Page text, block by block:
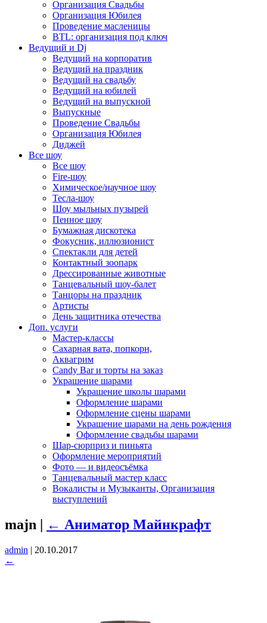
Организация Свадьбы
Организация Юбилея
Проведение масленицы
BTL: организация под ключ
Ведущий и Dj
Ведущий на корпоратив
Ведущий на праздник
Ведущий на свадьбу
Ведущий на юбилей
Ведущий на выпускной
Выпускные
Проведение Свадьбы
Организация Юбилея
Диджей
Все шоу
Все шоу
Fire-шоу
Химическое/научное шоу
Тесла-шоу
Шоу мыльных пузырей
Пенное шоу
Бумажная дискотека
Фокусник, иллюзионист
Спектакли для детей
Контактный зоопарк
Дрессированные животные
Танцевальный шоу-балет
Танцоры на праздник
Артисты
День защитника отечества
Доп. услуги
Мастер-классы
Сахарная вата, попкорн,
Аквагрим
Candy Bar и торты на заказ
Украшение шарами
Украшение школы шарами
Оформление шарами
Оформление сцены шарами
Украшение шарами на день рождения
Оформление свадьбы шарами
Шар-сюрприз и пиньята
Оформление мероприятий
Фото — и видеосъёмка
Танцевальный мастер класс
Вокалисты и Музыканты, Организация
выступлений
majn | ← Аниматор Майнкрафт
admin | 20.10.2017
←